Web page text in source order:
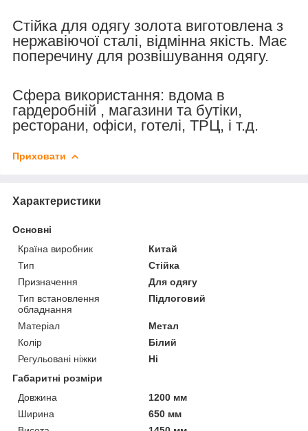
Стійка для одягу золота виготовлена ​​з
нержавіючої сталі, відмінна якість. Має
поперечину для розвішування одягу.
Сфера використання: вдома в
гардеробній , магазини та бутіки,
ресторани, офіси, готелі, ТРЦ, і т.д.
Приховати
Характеристики
Основні
Країна виробник
Китай
Тип
Стійка
Призначення
Для одягу
Тип встановлення
обладнання
Підлоговий
Матеріал
Метал
Колір
Білий
Регульовані ніжки
Ні
Габаритні розміри
Довжина
1200 мм
Ширина
650 мм